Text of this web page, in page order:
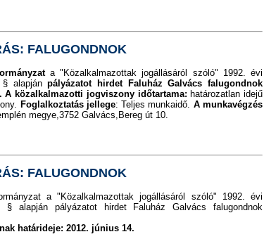
FALUGONDNOK
a "Közalkalmazottak jogállásáról szóló" 1992. évi
§ alapjánpályázatot hirdet Faluház Galvács falugondnok
A közalkalmazotti jogviszony időtartama: határozatlan idejű
Foglalkoztatás jellege: Teljes munkaidő. A munkavégzés
megye,3752 Galvács,Bereg út 10.
FALUGONDNOK
a "Közalkalmazottak jogállásáról szóló" 1992. évi
alapján pályázatot hirdet Faluház Galvács falugondnok
határideje: 2012. június 14.